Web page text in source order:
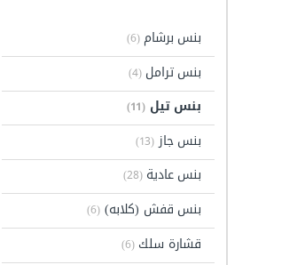
بنس برشام(6)
بنس ترامل(4)
بنس تيل (11)
بنس جاز(13)
بنس عادية(28)
بنس قفش (كلابه) (6)
قشارة سلك(6)